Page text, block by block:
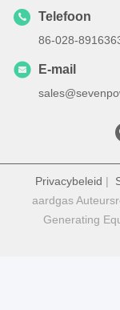
Telefoon
86-028-
E-mail
Privacybeleid |
aardgas
Generating